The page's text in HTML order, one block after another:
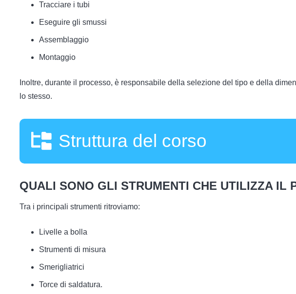
Tracciare i tubi
Eseguire gli smussi
Assemblaggio
Montaggio
Inoltre, durante il processo, è responsabile della selezione del tipo e della
lo stesso.
Struttura del corso
QUALI SONO GLI STRUMENTI CHE UTILIZZA IL
Tra i principali strumenti ritroviamo:
Livelle a bolla
Strumenti di misura
Smerigliatrici
Torce di saldatura.